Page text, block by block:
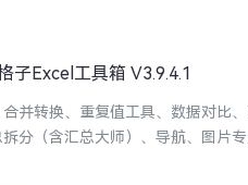
子Excel工具箱 V3.9.4.1
并转换、重复值工具、数据对比
分（含汇总大师）、导航、图片